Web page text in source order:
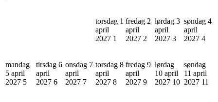
torsdag 1
april
2027 1
fredag 2
april
2027 2
lørdag 3
april
2027 3
søndag 4
april
2027 4
mandag
5 april
2027 5
tirsdag 6
april
2027 6
onsdag 7
april
2027 7
torsdag 8
april
2027 8
fredag 9
april
2027 9
lørdag
10 april
2027 10
søndag
11 april
2027 11